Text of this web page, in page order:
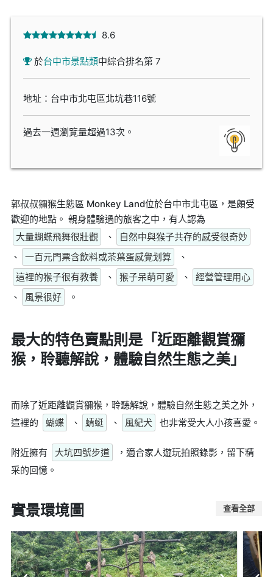
8.6
於台中市景點類中綜合排名第 7
地址：台中市北屯區北坑巷116號
過去一週瀏覽量超過13次。
郭叔叔獼猴生態區 Monkey Land位於台中市北屯區，是頗受
歡迎的地點。 親身體驗過的旅客之中，有人認為
大量蝴蝶飛舞很壯觀
、
自然中與猴子共存的感受很奇妙
、
一百元門票含飲料或茶葉蛋感覺划算
、
這裡的猴子很有教養
、 猴子呆萌可愛 、
經營管理用心
、
風景很好 。
最大的特色賣點則是「近距離觀賞獼
猴，聆聽解說，體驗自然生態之美」
而除了近距離觀賞獼猴，聆聽解說，體驗自然生態之美之外，
這裡的
蝴蝶 、 蜻蜓 、 風紀犬 也非常受大人小孩喜愛。
附近擁有 大坑四號步道
，適合家人遊玩拍照錄影，留下精
采的回憶。
實景環境圖 查看全部